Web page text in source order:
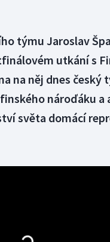
týmu Jaroslav
utkání s
na něj dnes
nároďáku a
světa domácí